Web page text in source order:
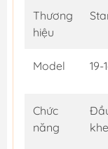
Thương
hiệu
Model 19-
Chức
năng